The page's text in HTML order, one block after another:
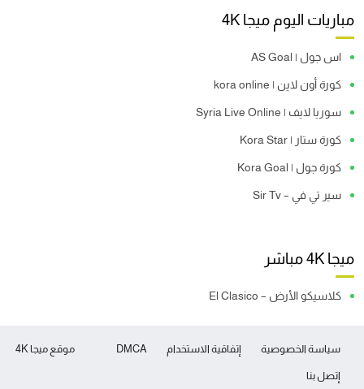
مباريات اليوم ميجا 4K
اس جول | AS Goal
كورة أون لاين | kora online
سوريا لايف | Syria Live Online
كورة ستار | Kora Star
كورة جول | Kora Goal
سير تي في – Sir Tv
ميجا 4K مباشر
كلاسيكو الأرض – El Clasico
موقع ميجا 4K سياسة الخصوصية إتفاقية الاستخدام DMCA
إتصل بنا